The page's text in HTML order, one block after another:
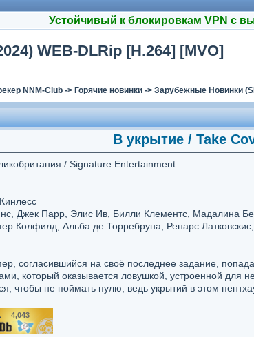
Устойчивый к блокировкам VPN с
WEB-DLRip [H.264] [MVO]
NNM-Club-> Горячие новинки-> Зарубежные Новинки
В укрытие / Take
/ Signature Entertainment
Джек Парр, Элис Ив, Билли Клементс, Мадалина
Колфилд, Альба де Торребруна, Ренарс
согласившийся на своё последнее задание,
который оказывается ловушкой, устроенной для
чтобы не поймать пулю, ведь укрытий в этом
/10 4,043